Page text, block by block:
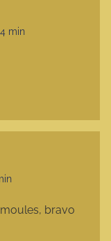
min
bravo